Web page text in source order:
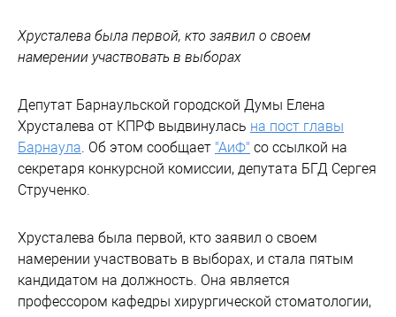
Хрусталева была первой, кто заявил о своем
намерении участвовать в выборах
Депутат Барнаульской городской Думы Елена
Хрусталева от КПРФ выдвинулась на пост главы
Барнаула. Об этом сообщает "АиФ" со ссылкой на
секретаря конкурсной комиссии, депутата БГД Сергея
Струченко.
Хрусталева была первой, кто заявил о своем
намерении участвовать в выборах, и стала пятым
кандидатом на должность. Она является
профессором кафедры хирургической стоматологии,